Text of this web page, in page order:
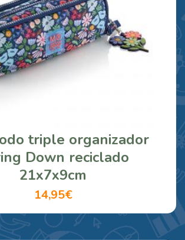
triple organizador
Down reciclado
21x7x9cm
14,95€